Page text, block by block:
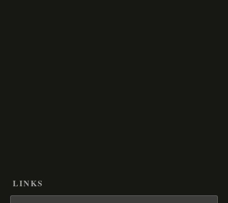
LINKS